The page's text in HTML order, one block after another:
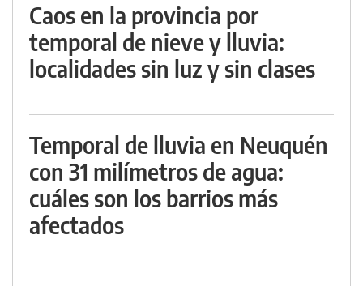
Caos en la provincia por
temporal de nieve y lluvia:
localidades sin luz y sin clases
Temporal de lluvia en Neuquén
con 31 milímetros de agua:
cuáles son los barrios más
afectados